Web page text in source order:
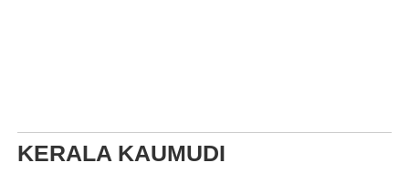
KERALA KAUMUDI